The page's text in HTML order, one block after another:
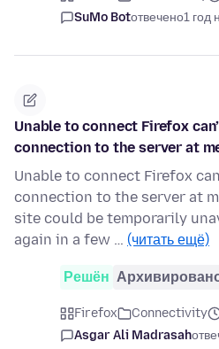
SuMo Botотвечено1 год
Unable to connect Firefox
connection to the server at
Unable to connect Firefox
connection to the server at
site could be temporarily
again in a few … (читать ещё)
Решён
Firefox Connectivity
Asgar Ali Madrasah